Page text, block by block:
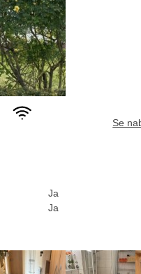
Ja
Ja
Se